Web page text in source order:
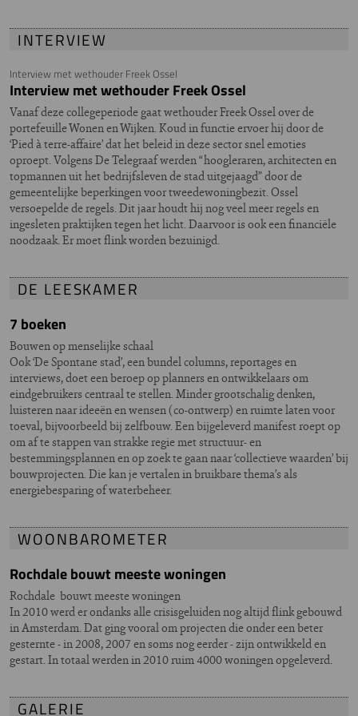
INTERVIEW
Interview met wethouder Freek Ossel
Interview met wethouder Freek Ossel
Vanaf deze collegeperiode gaat wethouder Freek Ossel over de
portefeuille Wonen en Wijken. Koud in functie ervoer hij door de
‘Pied à terre-affaire’ dat het beleid in deze sector snel emoties
oproept. Volgens De Telegraaf werden “hoogleraren, architecten en
topmannen uit het bedrijfsleven de stad uitgejaagd” door de
gemeentelijke beperkingen voor tweedewoningbezit. Ossel
versoepelde de regels. Dit jaar houdt hij nog veel meer regels en
ingesleten praktijken tegen het licht. Daarvoor is ook een financiële
noodzaak. Er moet flink worden bezuinigd.
DE LEESKAMER
7 boeken
Bouwen op menselijke schaal
Ook ‘De Spontane stad’, een bundel columns, reportages en
interviews, doet een beroep op planners en ontwikkelaars om
eindgebruikers centraal te stellen. Minder grootschalig denken,
luisteren naar ideeën en wensen (co-ontwerp) en ruimte laten voor
toeval, bijvoorbeeld bij zelfbouw. Een bijgeleverd manifest roept op
om af te stappen van strakke regie met structuur- en
bestemmingsplannen en op zoek te gaan naar ‘collectieve waarden’ bij
bouwprojecten. Die kan je vertalen in bruikbare thema’s als
energiebesparing of waterbeheer.
WOONBAROMETER
Rochdale bouwt meeste woningen
Rochdale bouwt meeste woningen
In 2010 werd er ondanks alle crisisgeluiden nog altijd flink gebouwd
in Amsterdam. Dat ging vooral om projecten die onder een beter
gesternte - in 2008, 2007 en soms nog eerder - zijn ontwikkeld en
gestart. In totaal werden in 2010 ruim 4000 woningen opgeleverd.
GALERIE